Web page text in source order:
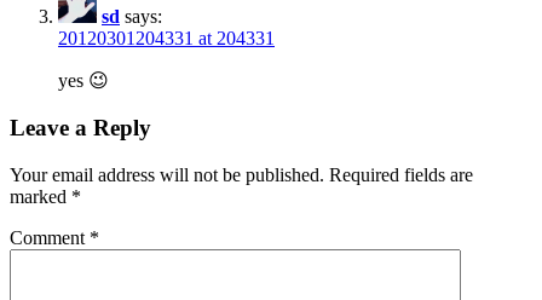
sd says:
20120301204331 at 204331
yes 😉
Leave a Reply
Your email address will not be published. Required fields are
marked *
Comment *